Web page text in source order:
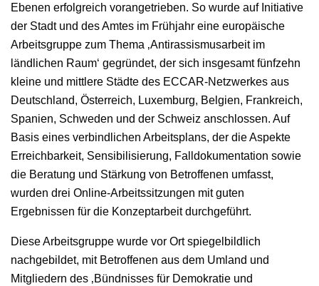
Ebenen erfolgreich vorangetrieben. So wurde auf Initiative
der Stadt und des Amtes im Frühjahr eine europäische
Arbeitsgruppe zum Thema ‚Antirassismusarbeit im
ländlichen Raum‘ gegründet, der sich insgesamt fünfzehn
kleine und mittlere Städte des ECCAR-Netzwerkes aus
Deutschland, Österreich, Luxemburg, Belgien, Frankreich,
Spanien, Schweden und der Schweiz anschlossen. Auf
Basis eines verbindlichen Arbeitsplans, der die Aspekte
Erreichbarkeit, Sensibilisierung, Falldokumentation sowie
die Beratung und Stärkung von Betroffenen umfasst,
wurden drei Online-Arbeitssitzungen mit guten
Ergebnissen für die Konzeptarbeit durchgeführt.
Diese Arbeitsgruppe wurde vor Ort spiegelbildlich
nachgebildet, mit Betroffenen aus dem Umland und
Mitgliedern des ‚Bündnisses für Demokratie und